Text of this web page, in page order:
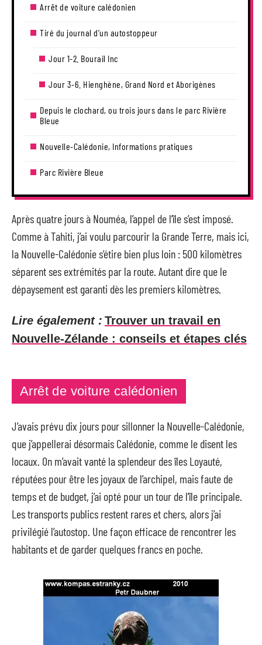
Arrêt de voiture calédonien
Tiré du journal d’un autostoppeur
Jour 1-2. Bourail Inc
Jour 3-6. Hienghène, Grand Nord et Aborigènes
Depuis le clochard, ou trois jours dans le parc Rivière
Bleue
Nouvelle-Calédonie, Informations pratiques
Parc Rivière Bleue
Après quatre jours à Nouméa, l’appel de l’île s’est imposé.
Comme à Tahiti, j’ai voulu parcourir la Grande Terre, mais ici,
la Nouvelle-Calédonie s’étire bien plus loin : 500 kilomètres
séparent ses extrémités par la route. Autant dire que le
dépaysement est garanti dès les premiers kilomètres.
Lire également : Trouver un travail en
Nouvelle-Zélande : conseils et étapes clés
Arrêt de voiture calédonien
J’avais prévu dix jours pour sillonner la Nouvelle-Calédonie,
que j’appellerai désormais Calédonie, comme le disent les
locaux. On m’avait vanté la splendeur des îles Loyauté,
réputées pour être les joyaux de l’archipel, mais faute de
temps et de budget, j’ai opté pour un tour de l’île principale.
Les transports publics restent rares et chers, alors j’ai
privilégié l’autostop. Une façon efficace de rencontrer les
habitants et de garder quelques francs en poche.